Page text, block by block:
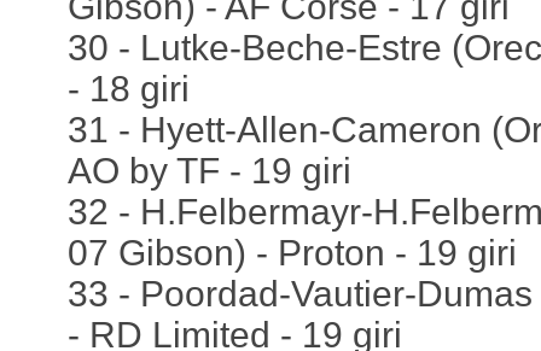
30 - Lutke-Beche-Estre
- 18 giri
31 - Hyett-Allen-Cameron
AO by TF - 19 giri
32 - H.Felbermayr-
07 Gibson) - Proton - 19 giri
33 - Poordad-Vautier-
- RD Limited - 19 giri